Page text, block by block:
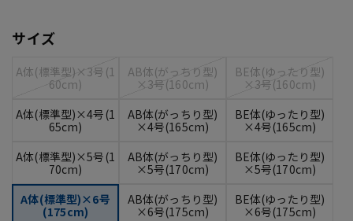
サイズ
A体(標準型)×3号(1
60cm)
AB体(がっちり型)
×3号(160cm)
BE体(ゆったり型)
×3号(160cm)
A体(標準型)×4号(1
65cm)
AB体(がっちり型)
×4号(165cm)
BE体(ゆったり型)
×4号(165cm)
A体(標準型)×5号(1
70cm)
AB体(がっちり型)
×5号(170cm)
BE体(ゆったり型)
×5号(170cm)
A体(標準型)×6号
(175cm)
AB体(がっちり型)
×6号(175cm)
BE体(ゆったり型)
×6号(175cm)